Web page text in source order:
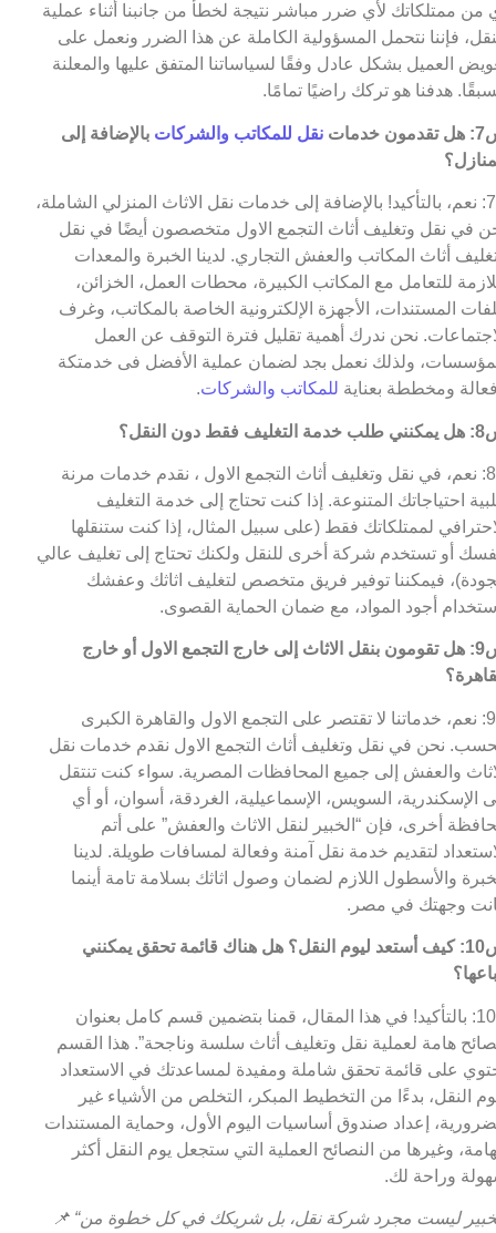
من ممتلكاتك لأي ضرر مباشر نتيجة لخطأ من جانبنا أثناء عملية
فإننا نتحمل المسؤولية الكاملة عن هذا الضرر ونعمل على
العميل بشكل عادل وفقًا لسياساتنا المتفق عليها والمعلنة
هدفنا هو تركك راضيًا تمامًا.
خدمات نقل للمكاتب والشركات بالإضافة إلى
ج7: نعم، بالتأكيد! بالإضافة إلى خدمات نقل الاثاث المنزلي الشاملة،
في نقل وتغليف أثاث التجمع الاول متخصصون أيضًا في نقل
أثاث المكاتب والعفش التجاري. لدينا الخبرة والمعدات
للتعامل مع المكاتب الكبيرة، محطات العمل، الخزائن،
المستندات، الأجهزة الإلكترونية الخاصة بالمكاتب، وغرف
نحن ندرك أهمية تقليل فترة التوقف عن العمل
ولذلك نعمل بجد لضمان عملية الأفضل فى خدمتكة
ومخططة بعناية للمكاتب والشركات.
فقط دون النقل؟
ج8: نعم، في نقل وتغليف أثاث التجمع الاول ، نقدم خدمات مرنة
احتياجاتك المتنوعة. إذا كنت تحتاج إلى خدمة التغليف
لممتلكاتك فقط (على سبيل المثال، إذا كنت ستنقلها
أو تستخدم شركة أخرى للنقل ولكنك تحتاج إلى تغليف عالي
فيمكننا توفير فريق متخصص لتغليف اثاثك وعفشك
أجود المواد، مع ضمان الحماية القصوى.
س9: هل تقومون بنقل الاثاث إلى خارج التجمع الاول أو خارج
ج9: نعم، خدماتنا لا تقتصر على التجمع الاول والقاهرة الكبرى
نحن في نقل وتغليف أثاث التجمع الاول نقدم خدمات نقل
والعفش إلى جميع المحافظات المصرية. سواء كنت تنتقل
الإسكندرية، السويس، الإسماعيلية، الغردقة، أسوان، أو أي
أخرى، فإن “الخبير لنقل الاثاث والعفش” على أتم
لتقديم خدمة نقل آمنة وفعالة لمسافات طويلة. لدينا
والأسطول اللازم لضمان وصول اثاثك بسلامة تامة أينما
وجهتك في مصر.
س10: كيف أستعد ليوم النقل؟ هل هناك قائمة تحقق يمكنني
ج10: بالتأكيد! في هذا المقال، قمنا بتضمين قسم كامل بعنوان
هامة لعملية نقل وتغليف أثاث سلسة وناجحة”. هذا القسم
على قائمة تحقق شاملة ومفيدة لمساعدتك في الاستعداد
النقل، بدءًا من التخطيط المبكر، التخلص من الأشياء غير
إعداد صندوق أساسيات اليوم الأول، وحماية المستندات
وغيرها من النصائح العملية التي ستجعل يوم النقل أكثر
وراحة لك.
📌 “الخبير ليست مجرد شركة نقل، بل شريكك في كل خطوة من